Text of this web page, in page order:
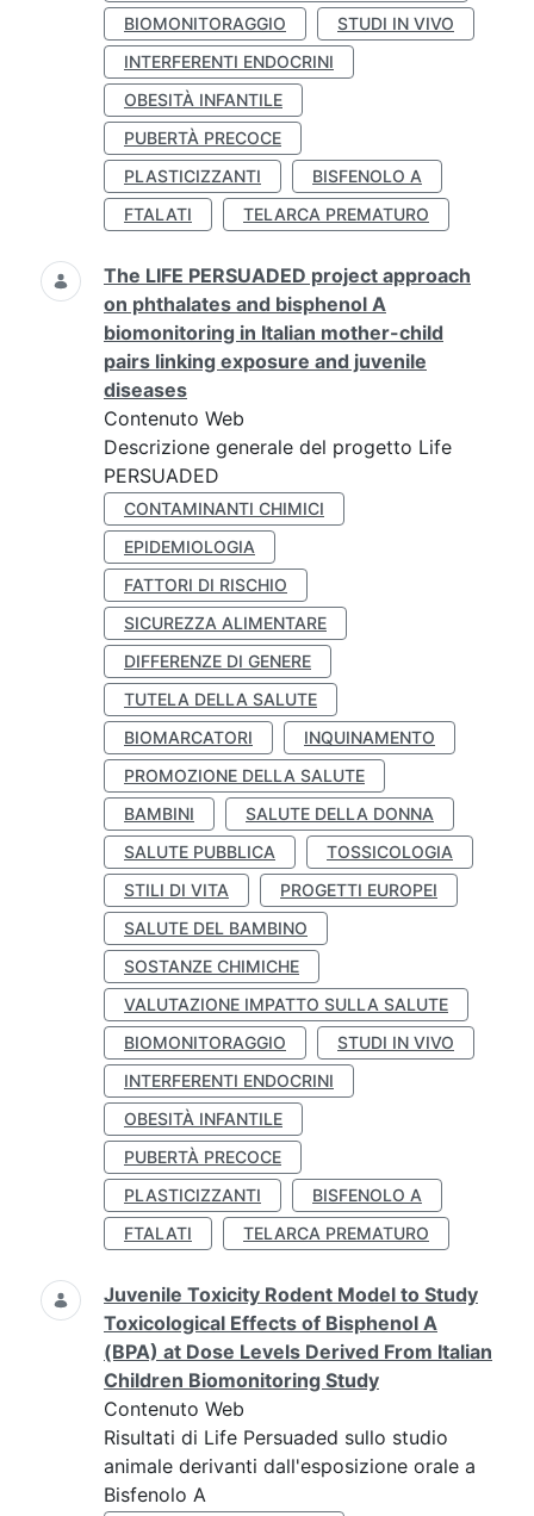
BIOMONITORAGGIO
STUDI IN VIVO
INTERFERENTI ENDOCRINI
OBESITÀ INFANTILE
PUBERTÀ PRECOCE
PLASTICIZZANTI
BISFENOLO A
FTALATI
TELARCA PREMATURO
The LIFE PERSUADED project approach
on phthalates and bisphenol A
biomonitoring in Italian mother-child
pairs linking exposure and juvenile
diseases
Contenuto Web
Descrizione generale del progetto Life
PERSUADED
CONTAMINANTI CHIMICI
EPIDEMIOLOGIA
FATTORI DI RISCHIO
SICUREZZA ALIMENTARE
DIFFERENZE DI GENERE
TUTELA DELLA SALUTE
BIOMARCATORI
INQUINAMENTO
PROMOZIONE DELLA SALUTE
BAMBINI
SALUTE DELLA DONNA
SALUTE PUBBLICA
TOSSICOLOGIA
STILI DI VITA
PROGETTI EUROPEI
SALUTE DEL BAMBINO
SOSTANZE CHIMICHE
VALUTAZIONE IMPATTO SULLA SALUTE
BIOMONITORAGGIO
STUDI IN VIVO
INTERFERENTI ENDOCRINI
OBESITÀ INFANTILE
PUBERTÀ PRECOCE
PLASTICIZZANTI
BISFENOLO A
FTALATI
TELARCA PREMATURO
Juvenile Toxicity Rodent Model to Study
Toxicological Effects of Bisphenol A
(BPA) at Dose Levels Derived From Italian
Children Biomonitoring Study
Contenuto Web
Risultati di Life Persuaded sullo studio
animale derivanti dall'esposizione orale a
Bisfenolo A